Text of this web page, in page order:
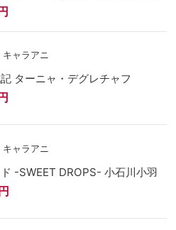
キャラアニ
ターニャ・デグレチャフ
円
キャラアニ
-SWEET DROPS- 小石川小羽